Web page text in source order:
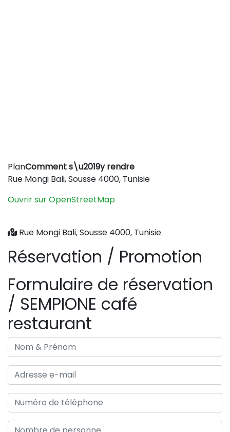
+
PlanComment s\u2019y rendre
Rue Mongi Bali, Sousse 4000, Tunisie
Ouvrir sur OpenStreetMap
Rue Mongi Bali, Sousse 4000, Tunisie
Réservation / Promotion
Formulaire de réservation
/ SEMPIONE café
restaurant